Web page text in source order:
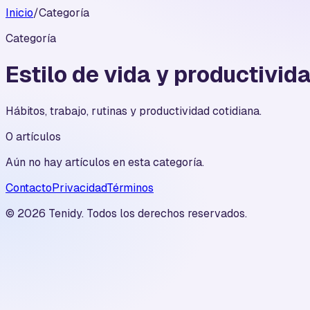
Inicio/Categoría
Categoría
Estilo de vida y
Hábitos, trabajo, rutinas y productividad cotidiana.
0 artículos
Aún no hay artículos en esta categoría.
ContactoPrivacidadTérminos
© 2026 Tenidy. Todos los derechos reservados.